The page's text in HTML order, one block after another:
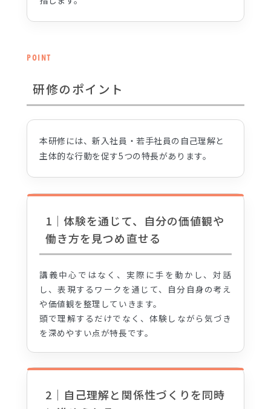
POINT
研修のポイント
本研修には、新入社員・若手社員の自己理解と
主体的な行動を促す5つの特長があります。
1｜体験を通じて、自分の価値観や
働き方を見つめ直せる
講義中心ではなく、実際に手を動かし、対話
し、表現するワークを通じて、自分自身の考え
や価値観を整理していきます。
頭で理解するだけでなく、体験しながら気づき
を深めやすい点が特長です。
2｜自己理解と関係性づくりを同時